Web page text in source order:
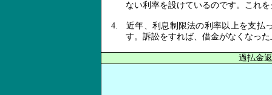
ない利率を設けているのです。これ
4.
近年、利息制限法の利率以上を支払
す。訴訟をすれば、借金がなくなっ
過払金